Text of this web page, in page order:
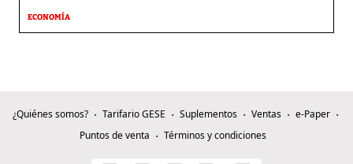
ECONOMÍA
¿Quiénes somos? Tarifario GESE Suplementos Ventas
e-Paper
Puntos de venta
Términos y condiciones